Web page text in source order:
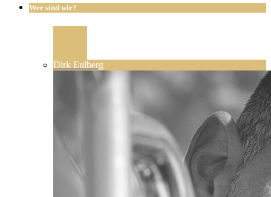
Wer sind wir?
Dirk Eulberg